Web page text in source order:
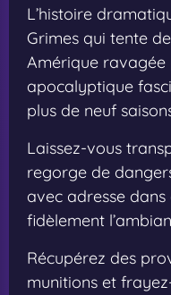
L’histoire
Grimes qui tente
Amérique
apocalyptique
plus de neuf
Laissez-vous
regorge de
avec adresse
fidèlement
Récupérez des
munitions et